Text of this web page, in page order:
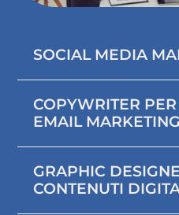
SOCIAL MEDIA
COPYWRITER
EMAIL MARKETING
GRAPHIC
CONTENUTI